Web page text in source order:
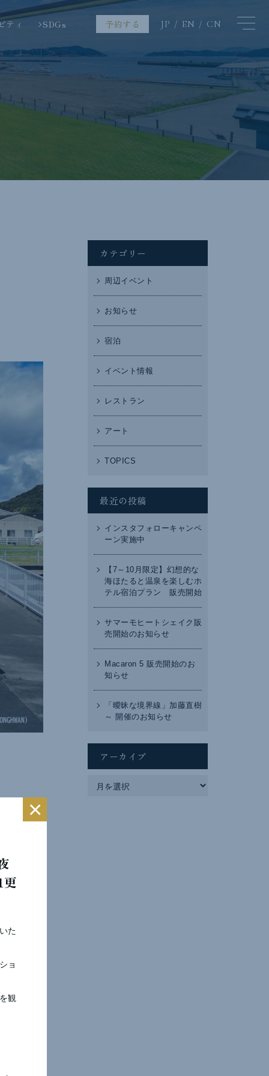
ティ SDGs 予約する JP EN CN
カテゴリー
周辺イベント
お知らせ
宿泊
イベント情報
レストラン
アート
TOPICS
最近の投稿
インスタフォローキャンペ
ーン実施中
【7～10月限定】幻想的な
海ほたると温泉を楽しむホ
テル宿泊プラン 販売開始
サマーモヒートシェイク販
売開始のお知らせ
Macaron 5 販売開始のお
知らせ
「曖昧な境界線」加藤直樹
～ 開催のお知らせ
アーカイブ
×
た
ョ
観